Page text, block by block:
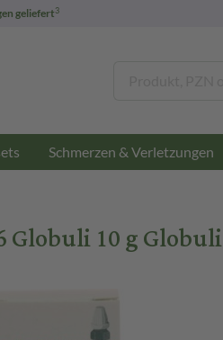
geliefert3
Schmerzen & Verletzungen
Globuli 10 g Globuli